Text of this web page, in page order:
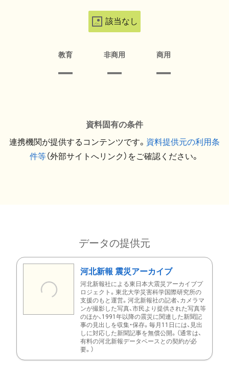
該当なし
教育 非商用 商用
資料固有の条件
連携機関が提供するコンテンツです。 資料提供元の利用条
件等（外部サイトへリンク）をご確認ください。
データの提供元
河北新報 震災アーカイブ
河北新報社による東日本大震災アーカイブプ
ロジェクト。東北大学災害科学国際研究所の
支援のもと運営。河北新報社の記者、カメラマ
ンが撮影した写真、市民より提供された写真等
のほか、1991年以降の震災に関連した新聞記
事の見出しを収集・保存。毎月11日には、見出
しに対応した新聞記事を無償公開。（通常は、
有料の河北新報データベースとの契約が必
要。）